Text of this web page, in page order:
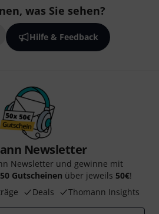
was Sie sehen?
Hilfe & Feedback
Newsletter
Newsletter und gewinne mit
50 Gutscheinen über jeweils 50€!
Deals Thomann Insights